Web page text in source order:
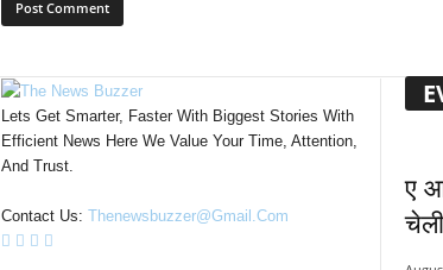
Lets Get Smarter, Faster With Biggest Stories With
Efficient News Here We Value Your Time, Attention,
And Trust.
Contact Us: Thenewsbuzzer@gmail.com
ए